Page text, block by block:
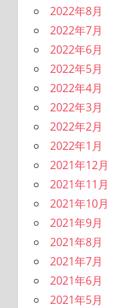
2022年8月
2022年7月
2022年6月
2022年5月
2022年4月
2022年3月
2022年2月
2022年1月
2021年12月
2021年11月
2021年10月
2021年9月
2021年8月
2021年7月
2021年6月
2021年5月